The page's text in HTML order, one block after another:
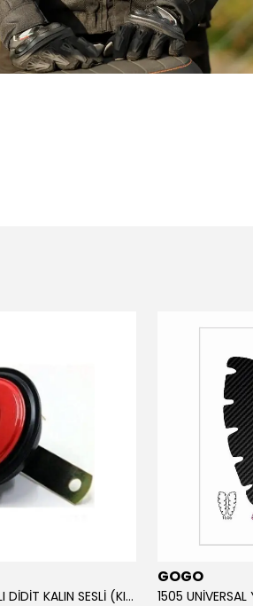
12V KORNA SIVAMALI DİDİT KALIN SESLİ (KIRMIZI)
GOGO
1505